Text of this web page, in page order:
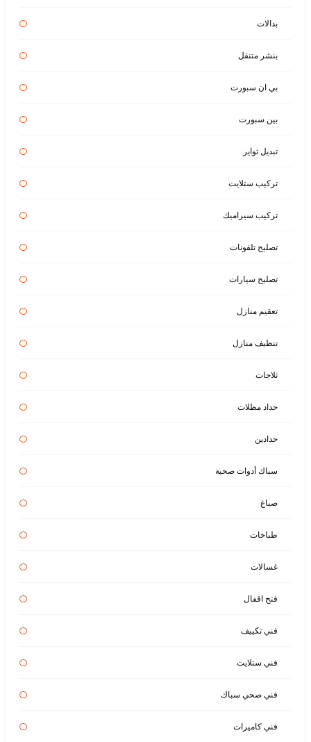
بدالات
بنشر متنقل
بي ان سبورت
بين سبورت
تبديل تواير
تركيب ستلايت
تركيب سيراميك
تصليح تلفونات
تصليح سيارات
تعقيم منازل
تنظيف منازل
ثلاجات
حداد مظلات
حدادين
سباك أدوات صحية
صباغ
طباخات
غسالات
فتح اقفال
فني تكييف
فني ستلايت
فني صحي سباك
فني كاميرات